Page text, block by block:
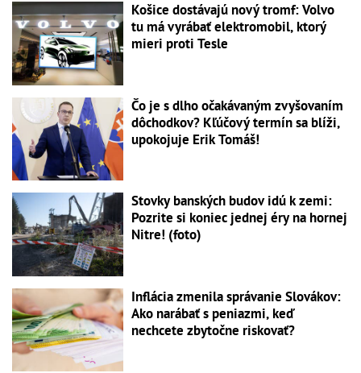
Košice dostávajú nový tromf: Volvo
tu má vyrábať elektromobil, ktorý
mieri proti Tesle
Čo je s dlho očakávaným zvyšovaním
dôchodkov? Kľúčový termín sa blíži,
upokojuje Erik Tomáš!
Stovky banských budov idú k zemi:
Pozrite si koniec jednej éry na hornej
Nitre! (foto)
Inflácia zmenila správanie Slovákov:
Ako narábať s peniazmi, keď
nechcete zbytočne riskovať?